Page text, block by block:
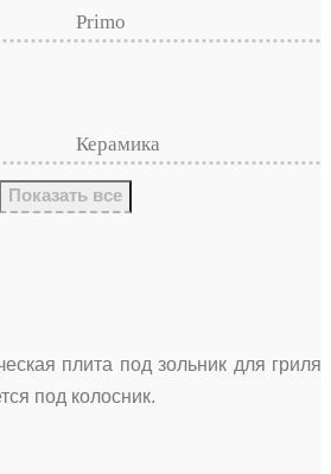
Primo
Керамика
Показать все
плита под зольник для гриля
под колосник.